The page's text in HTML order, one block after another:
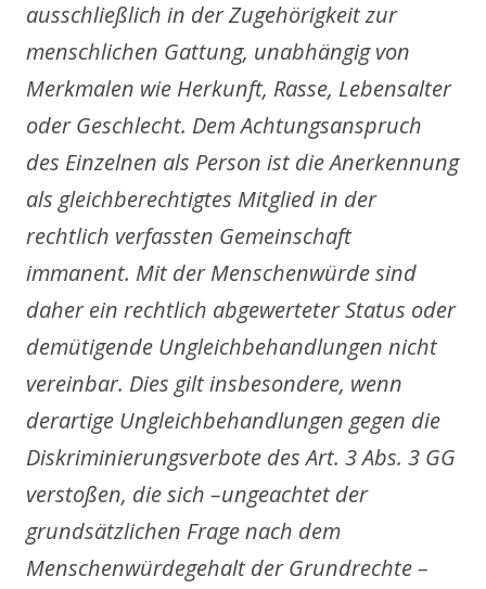
ausschließlich in der Zugehörigkeit zur
menschlichen Gattung, unabhängig von
Merkmalen wie Herkunft, Rasse, Lebensalter
oder Geschlecht. Dem Achtungsanspruch
des Einzelnen als Person ist die Anerkennung
als gleichberechtigtes Mitglied in der
rechtlich verfassten Gemeinschaft
immanent. Mit der Menschenwürde sind
daher ein rechtlich abgewerteter Status oder
demütigende Ungleichbehandlungen nicht
vereinbar. Dies gilt insbesondere, wenn
derartige Ungleichbehandlungen gegen die
Diskriminierungsverbote des Art. 3 Abs. 3 GG
verstoßen, die sich –ungeachtet der
grundsätzlichen Frage nach dem
Menschenwürdegehalt der Grundrechte –